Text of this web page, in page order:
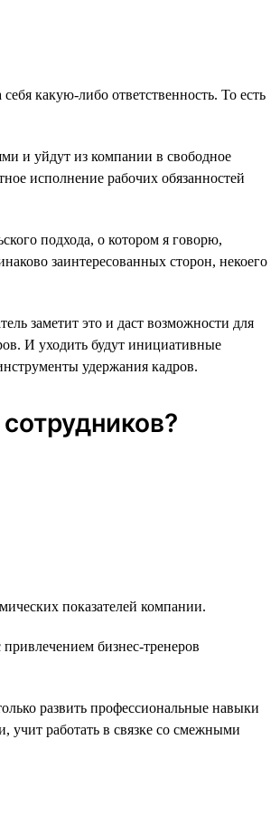
какую-либо ответственность. То есть
и уйдут из компании в свободное
исполнение рабочих обязанностей
подхода, о котором я говорю,
заинтересованных сторон, некоего
заметит это и даст возможности для
И уходить будут инициативные
удержания кадров.
показателей компании.
бизнес-тренеров
развить профессиональные навыки
учит работать в связке со смежными